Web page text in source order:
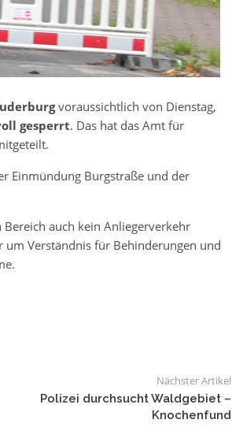
voraussichtlich von Dienstag,
gesperrt. Das hat das Amt für
Einmündung Burgstraße und der
auch kein Anliegerverkehr
Verständnis für Behinderungen und
Nächster Artikel
Polizei durchsucht Waldgebiet –
Knochenfund